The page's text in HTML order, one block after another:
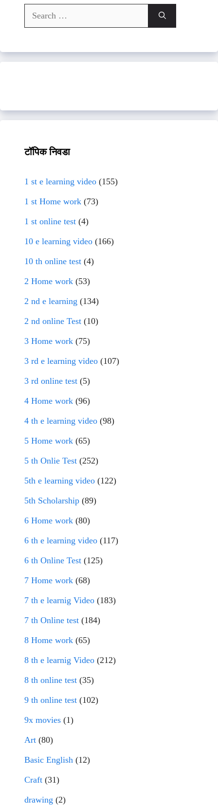
Search
for:
टॉपिक निवडा
1 st e learning video (155)
1 st Home work (73)
1 st online test (4)
10 e learning video (166)
10 th online test (4)
2 Home work (53)
2 nd e learning (134)
2 nd online Test (10)
3 Home work (75)
3 rd e learning video (107)
3 rd online test (5)
4 Home work (96)
4 th e learning video (98)
5 Home work (65)
5 th Onlie Test (252)
5th e learning video (122)
5th Scholarship (89)
6 Home work (80)
6 th e learning video (117)
6 th Online Test (125)
7 Home work (68)
7 th e learnig Video (183)
7 th Online test (184)
8 Home work (65)
8 th e learnig Video (212)
8 th online test (35)
9 th online test (102)
9x movies (1)
Art (80)
Basic English (12)
Craft (31)
drawing (2)